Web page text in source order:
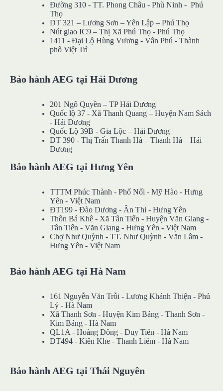
Đường 310 - TT. Phong Châu - Phù Ninh - Phú
Thọ
DT 321 – Lương Sơn – Yên Lập – Phú Thọ
Nút giao IC9 – Thị Xã Phú Thọ - Phú Thọ
1411 - Đại Lộ Hùng Vương - Vân Phú - Thành
phố Việt Trì
Bảo hành AEG tại Hải Dương
201 Ngô Quyền – TP Hải Dương
Quốc lộ 37 - Xã Thanh Quang – Huyện Nam Sách
- Hải Dương
Quốc Lộ 39B - Gia Lộc – Hải Dương
DT 390 - Thị Trấn Thanh Hà – Thanh Hà – Hải
Dương
Bảo hành AEG tại Hưng Yên
TTTM Phúc Thành - Phố Nối - Mỹ Hào - Hưng
Yên - Việt Nam
ĐT199 - Đào Dương - Ân Thi - Hưng Yên
Thôn Bá Khê - Xã Tân Tiến - Huyện Văn Giang -
Tân Tiến - Văn Giang - Hưng Yên - Việt Nam
Chợ Như Quỳnh - TT. Như Quỳnh - Văn Lâm -
Hưng Yên - Việt Nam
Bảo hành AEG tại Hà Nam
161 Nguyễn Văn Trỗi - Lương Khánh Thiện - Phủ
Lý - Hà Nam
Xã Thanh Sơn - Huyện Kim Bảng - Thanh Sơn -
Kim Bảng - Hà Nam
QL1A - Hoàng Đông - Duy Tiên - Hà Nam
ĐT494 - Kiên Khe - Thanh Liêm - Hà Nam
Bảo hành AEG tại Thái Nguyên